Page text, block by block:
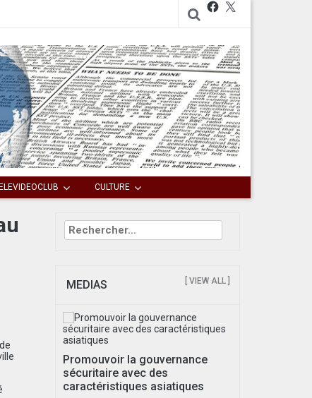
Facebook
CULTURE
Rechercher :
MEDIAS [ VIEW ALL ]
Promouvoir la gouvernance
sécuritaire avec des
caractéristiques asiatiques